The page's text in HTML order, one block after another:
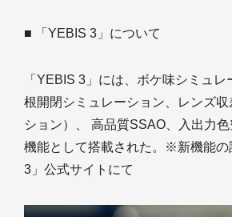
■ 「YEBIS 3」について
「YEBIS 3」には、ボケ味シミュレ
根開閉シミュレーション、レンズ
ション）、 高品質SSAO、入出力
機能として搭載された。※新機能の
3」公式サイトにて